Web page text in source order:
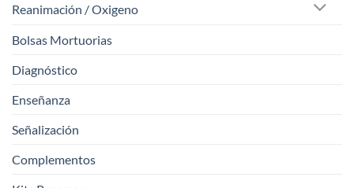
Reanimación / Oxigeno
Bolsas Mortuorias
Diagnóstico
Enseñanza
Señalización
Complementos